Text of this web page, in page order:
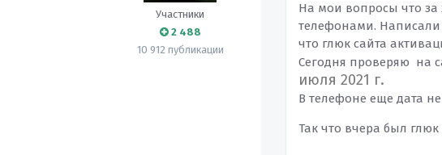
Участники
2 488
10 912 публикации
На мои вопросы что за
телефонами. Написали
что глюк сайта
Сегодня проверяю на
июля 2021 г.
В телефоне еще дата
Так что вчера был